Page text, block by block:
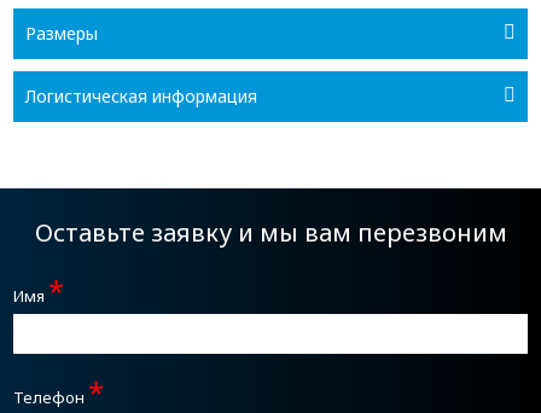
Размеры
Логистическая информация
Оставьте заявку и мы вам перезвоним
Имя *
Телефон *